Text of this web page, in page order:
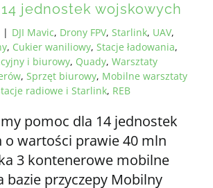
jednostek wojskowych
| DJI Mavic, Drony FPV, Starlink, UAV,
, Cukier waniliowy, Stacje ładowania,
i biurowy, Quady, Warsztaty
, Sprzęt biurowy, Mobilne warsztaty
radiowe i Starlink, REB
pomoc dla 14 jednostek
wartości prawie 40 mln
3 kontenerowe mobilne
bazie przyczepy Mobilny